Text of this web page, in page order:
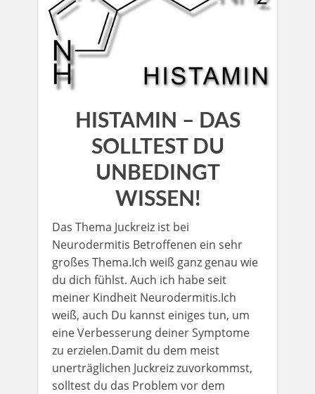
HISTAMIN – DAS
SOLLTEST DU
UNBEDINGT
WISSEN!
Das Thema Juckreiz ist bei
Neurodermitis Betroffenen ein sehr
großes Thema.Ich weiß ganz genau wie
du dich fühlst. Auch ich habe seit
meiner Kindheit Neurodermitis.Ich
weiß, auch Du kannst einiges tun, um
eine Verbesserung deiner Symptome
zu erzielen.​Damit du dem meist
unerträglichen Juckreiz zuvorkommst,
solltest du das Problem vor dem